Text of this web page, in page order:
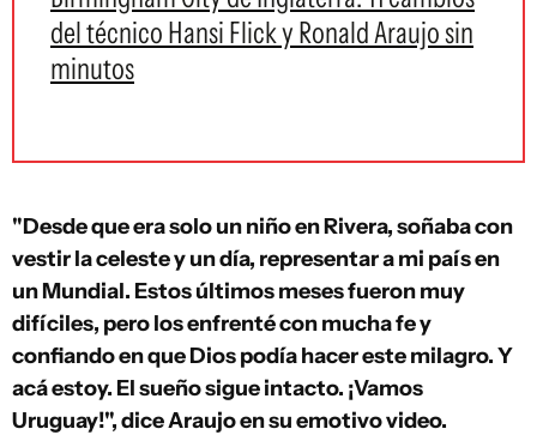
del técnico Hansi Flick y Ronald Araujo sin
minutos
"Desde que era solo un niño en Rivera, soñaba con
vestir la celeste y un día, representar a mi país en
un Mundial. Estos últimos meses fueron muy
difíciles, pero los enfrenté con mucha fe y
confiando en que Dios podía hacer este milagro. Y
acá estoy. El sueño sigue intacto. ¡Vamos
Uruguay!", dice Araujo en su emotivo video.